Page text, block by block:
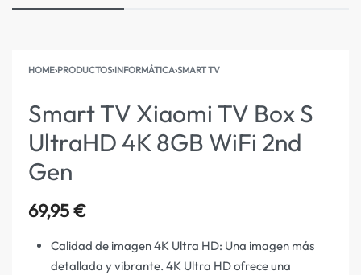
HOME›PRODUCTOS›INFORMÁTICA›SMART TV
Smart TV Xiaomi TV Box S
UltraHD 4K 8GB WiFi 2nd
Gen
69,95€
Calidad de imagen 4K Ultra HD: Una imagen más
detallada y vibrante. 4K Ultra HD ofrece una